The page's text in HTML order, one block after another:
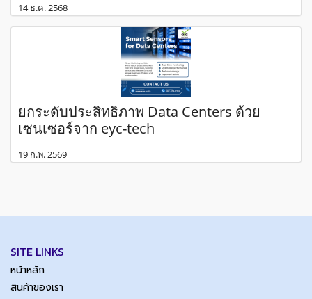
14 ธ.ค. 2568
ยกระดับประสิทธิภาพ Data Centers ด้วย
เซนเซอร์จาก eyc-tech
19 ก.พ. 2569
SITE LINKS
หน้าหลัก
สินค้าของเรา